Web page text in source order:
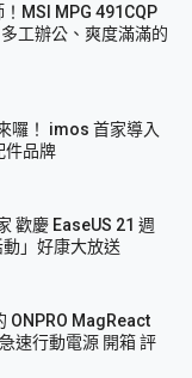
MSI MPG 491CQP
工辦公、爽度滿滿的
囉！ imos 首家導入
件品牌
歡慶 EaseUS 21 週
」好康大放送
ONPRO MagReact
速行動電源 開箱 評